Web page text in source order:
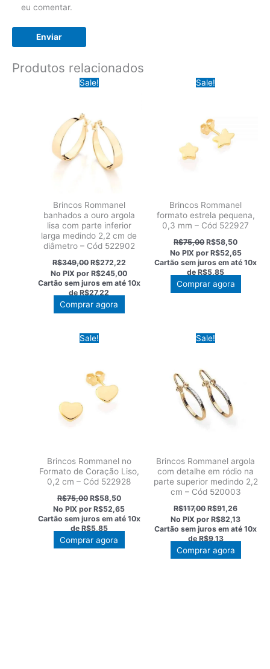
eu comentar.
Produtos relacionados
Sale!
Brincos Rommanel
banhados a ouro argola
lisa com parte inferior
larga medindo 2,2 cm de
diâmetro – Cód 522902
R$349,00 O
preço
original
era:
R$349,00.
R$272,22O
preço
atual
é:
No PIX porR$245,00
Cartão sem juros em até 10x
de R$27,22
Comprar agora
Sale!
Brincos Rommanel
formato estrela pequena,
0,3 mm – Cód 522927
R$75,00O
preço
original
era:
R$75,00.
R$58,50O
preço
atual
é:
No PIX por R$52,65
Cartão sem juros em até10x
de R$5,85
Comprar agora
Sale!
Brincos Rommanel no
Formato de Coração Liso,
0,2 cm – Cód 522928
R$75,00 O
preço
original
era:
R$75,00.
R$58,50O
preço
atual
é:
R$58,50.
No PIX porR$52,65
Cartão sem juros em até 10x
deR$5,85
Comprar agora
Sale!
Brincos Rommanel argola
com detalhe em ródio na
parte superior medindo 2,2
cm – Cód 520003
R$117,00O
preço
original
era:
R$117,00.
R$91,26O
preço
atual
é:
R$91,26.
No PIX porR$82,13
Cartão sem juros em até10x
deR$9,13
Comprar agora